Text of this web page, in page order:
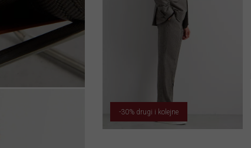
-30% drugi i kolejne